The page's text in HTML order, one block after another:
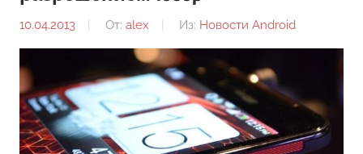
10.04.2013 От: alex Из: Новости Android